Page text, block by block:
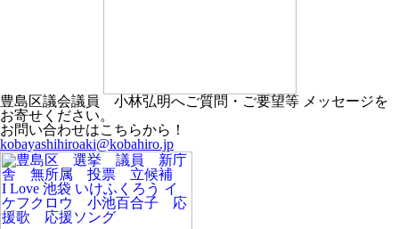
豊島区議会議員 小林弘明へご質問・ご要望等 メッセージを
お寄せください。
お問い合わせはこちらから！
kobayashihiroaki@kobahiro.jp